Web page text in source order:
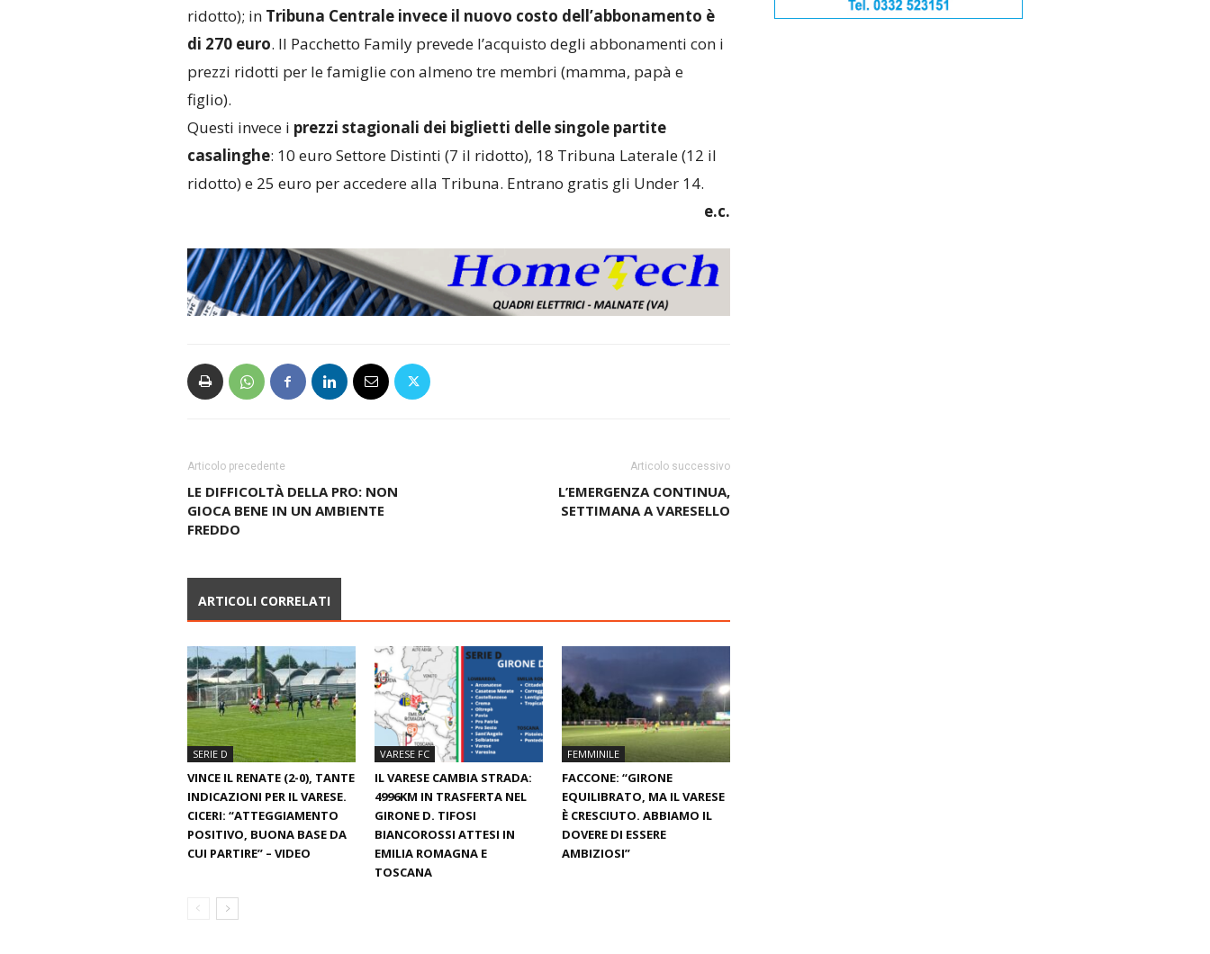
ridotto); in Tribuna Centrale invece il nuovo costo dell’abbonamento è
di 270 euro. Il Pacchetto Family prevede l’acquisto degli abbonamenti con i
prezzi ridotti per le famiglie con almeno tre membri (mamma, papà e
figlio).
Questi invece i prezzi stagionali dei biglietti delle singole partite
casalinghe: 10 euro Settore Distinti (7 il ridotto), 18 Tribuna Laterale (12 il
ridotto) e 25 euro per accedere alla Tribuna. Entrano gratis gli Under 14.
e.c.
Articolo precedente
LE DIFFICOLTÀ DELLA PRO: NON
GIOCA BENE IN UN AMBIENTE
FREDDO
Articolo successivo
L’EMERGENZA CONTINUA,
SETTIMANA A VARESELLO
ARTICOLI CORRELATI
SERIE D
VINCE IL RENATE (2-0), TANTE
INDICAZIONI PER IL VARESE.
CICERI: “ATTEGGIAMENTO
POSITIVO, BUONA BASE DA
CUI PARTIRE” – VIDEO
VARESE FC
IL VARESE CAMBIA STRADA:
4996KM IN TRASFERTA NEL
GIRONE D. TIFOSI
BIANCOROSSI ATTESI IN
EMILIA ROMAGNA E
TOSCANA
FEMMINILE
FACCONE: “GIRONE
EQUILIBRATO, MA IL VARESE
È CRESCIUTO. ABBIAMO IL
DOVERE DI ESSERE
AMBIZIOSI”